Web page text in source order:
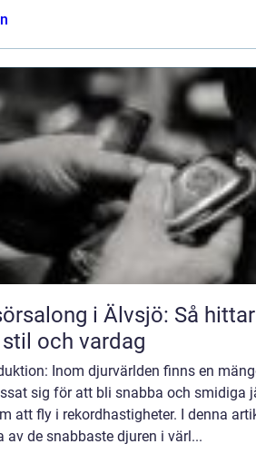
i Älvsjö: Så
och vardag
Inom djurvärlden finns en
sig för att bli snabba och smidiga
att fly i rekordhastigheter. I denna
av de snabbaste djuren i värl...